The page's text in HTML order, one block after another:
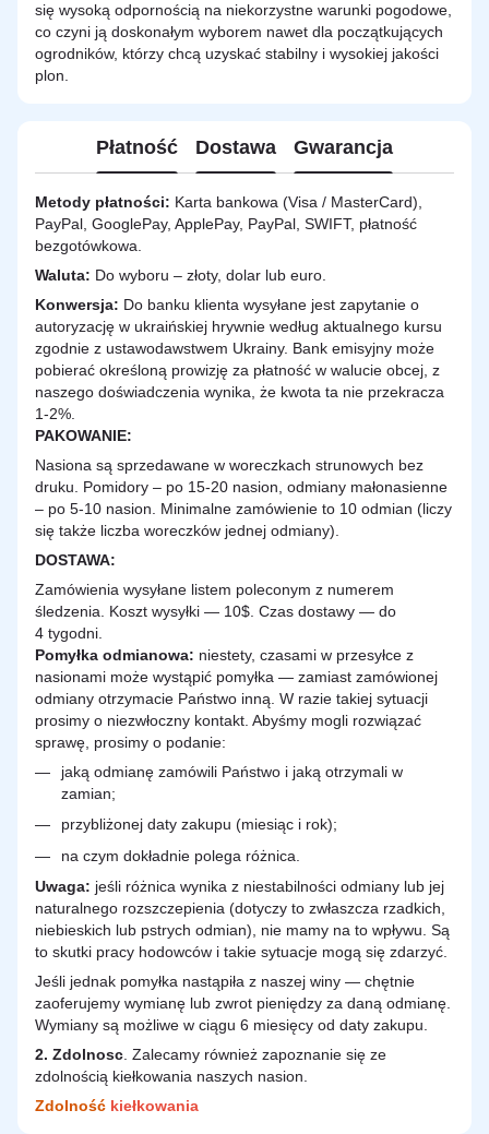
się wysoką odpornością na niekorzystne warunki pogodowe,
co czyni ją doskonałym wyborem nawet dla początkujących
ogrodników, którzy chcą uzyskać stabilny i wysokiej jakości
plon.
Płatność Dostawa Gwarancja
Metody płatności: Karta bankowa (Visa / MasterCard),
PayPal, GooglePay, ApplePay, PayPal, SWIFT, płatność
bezgotówkowa.
Waluta: Do wyboru – złoty, dolar lub euro.
Konwersja: Do banku klienta wysyłane jest zapytanie o
autoryzację w ukraińskiej hrywnie według aktualnego kursu
zgodnie z ustawodawstwem Ukrainy. Bank emisyjny może
pobierać określoną prowizję za płatność w walucie obcej, z
naszego doświadczenia wynika, że kwota ta nie przekracza
1-2%.
PAKOWANIE:
Nasiona są sprzedawane w woreczkach strunowych bez
druku. Pomidory – po 15-20 nasion, odmiany małonasienne
– po 5-10 nasion. Minimalne zamówienie to 10 odmian (liczy
się także liczba woreczków jednej odmiany).
DOSTAWA:
Zamówienia wysyłane listem poleconym z numerem
śledzenia. Koszt wysyłki — 10$. Czas dostawy — do
4 tygodni.
Pomyłka odmianowa: niestety, czasami w przesyłce z
nasionami może wystąpić pomyłka — zamiast zamówionej
odmiany otrzymacie Państwo inną. W razie takiej sytuacji
prosimy o niezwłoczny kontakt. Abyśmy mogli rozwiązać
sprawę, prosimy o podanie:
jaką odmianę zamówili Państwo i jaką otrzymali w
zamian;
przybliżonej daty zakupu (miesiąc i rok);
na czym dokładnie polega różnica.
Uwaga: jeśli różnica wynika z niestabilności odmiany lub jej
naturalnego rozszczepienia (dotyczy to zwłaszcza rzadkich,
niebieskich lub pstrych odmian), nie mamy na to wpływu. Są
to skutki pracy hodowców i takie sytuacje mogą się zdarzyć.
Jeśli jednak pomyłka nastąpiła z naszej winy — chętnie
zaoferujemy wymianę lub zwrot pieniędzy za daną odmianę.
Wymiany są możliwe w ciągu 6 miesięcy od daty zakupu.
2. Zdolnosc . Zalecamy również zapoznanie się ze
zdolnością kiełkowania naszych nasion.
Zdolność kiełkowania